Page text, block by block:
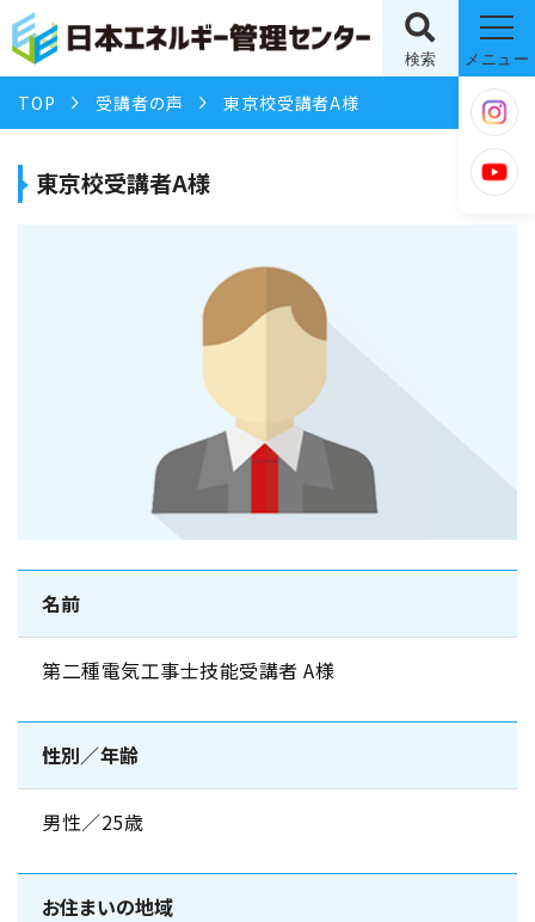
検索 メニュー
TOP 受講者の声 東京校受講者A様
東京校受講者A様
名前
第二種電気工事士技能受講者 A様
性別／年齢
男性／25歳
お住まいの地域